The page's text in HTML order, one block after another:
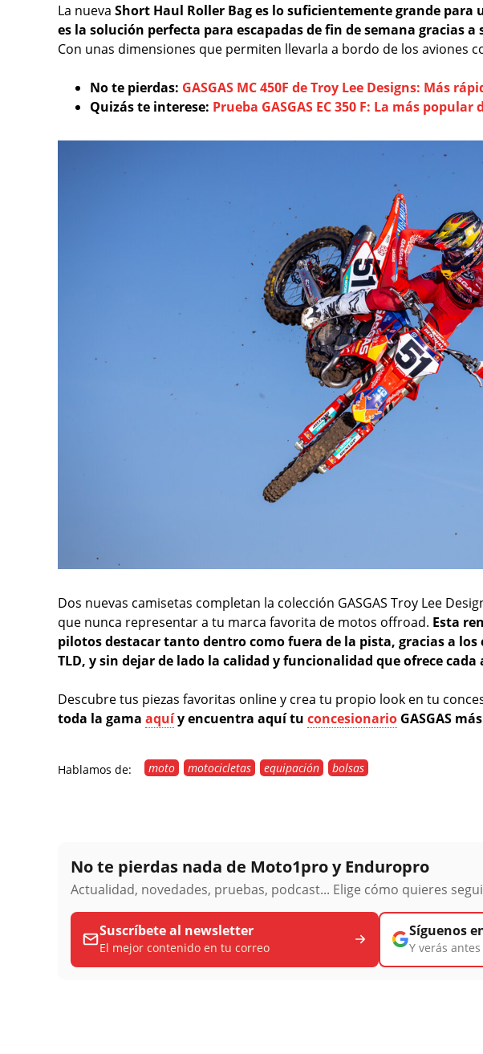
La nueva Short Haul Roller Bag es lo suficientemente grande
es la solución perfecta para escapadas de fin de semana gracias
Con unas dimensiones que permiten llevarla a bordo de los aviones
No te pierdas: GASGAS MC 450F de Troy Lee Designs: Más
Quizás te interese: Prueba GASGAS EC 350 F: La más popular
Dos nuevas camisetas completan la colección GASGAS Troy Lee
que nunca representar a tu marca favorita de motos offroad. Esta
pilotos destacar tanto dentro como fuera de la pista, gracias a
TLD, y sin dejar de lado la calidad y funcionalidad que ofrece
Descubre tus piezas favoritas online y crea tu propio look en tu
toda la gama aquíy encuentra aquí tu concesionario GASGAS
Hablamos de: moto motocicletas equipación bolsas
No te pierdas nada de Moto1pro y Enduropro
Actualidad, novedades, pruebas, podcast... Elige cómo quieres
Suscríbete al newsletter
El mejor contenido en tu correo
Síguenos
Y verás